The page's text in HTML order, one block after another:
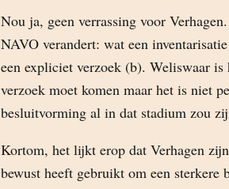
Nou ja, geen verrassing voor
NAVO verandert: wat een
een expliciet verzoek (b). Weliswaar
verzoek moet komen maar het is niet
besluitvorming al in dat stadium zou
Kortom, het lijkt erop dat Verhagen
bewust heeft gebruikt om een